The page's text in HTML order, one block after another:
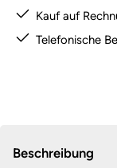
Kauf auf
Telefonische
Beschreibung